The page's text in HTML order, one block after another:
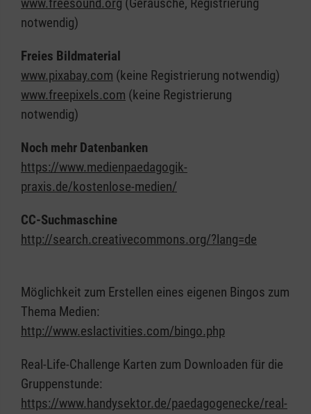
www.freesound.org (Geräusche, Registrierung
notwendig)
Freies Bildmaterial
www.pixabay.com (keine Registrierung notwendig)
www.freepixels.com (keine Registrierung
notwendig)
Noch mehr Datenbanken
https://www.medienpaedagogik-
praxis.de/kostenlose-medien/
CC-Suchmaschine
http://search.creativecommons.org/?lang=de
Möglichkeit zum Erstellen eines eigenen Bingos zum
Thema Medien:
http://www.eslactivities.com/bingo.php
Real-Life-Challenge Karten zum Downloaden für die
Gruppenstunde:
https://www.handysektor.de/paedagogenecke/real-